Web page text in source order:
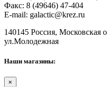
Факс: 8 (49646) 47-404
E-mail: galactic@krez.ru
140145 Россия, Московская
ул.Молодежная
Наши магазины:
×